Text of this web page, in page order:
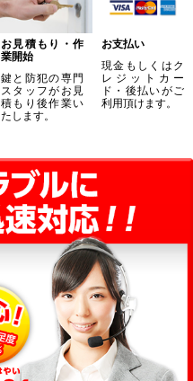
お見積もり・作
業開始
鍵と防犯の専門
スタッフがお見
積もり後作業い
たします。
お支払い
現金もしくはク
レジットカー
ド・後払いがご
利用頂けます。